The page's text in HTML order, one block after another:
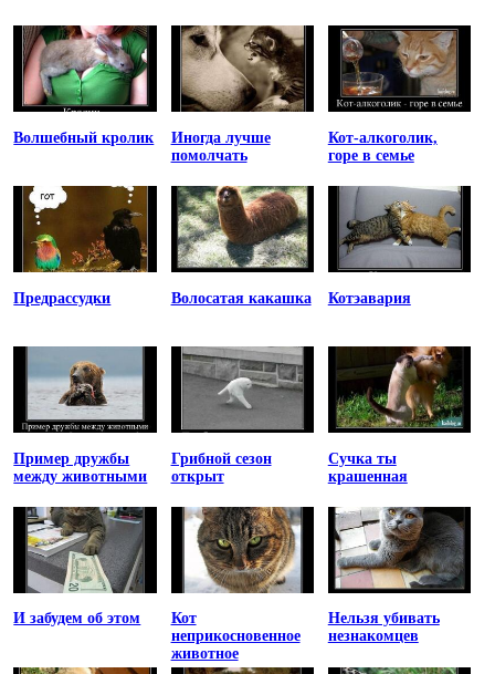
Волшебный кролик
Иногда лучше
помолчать
Кот-алкоголик,
горе в семье
Предрассудки Волосатая какашка Котэавария
Пример дружбы
между животными
Грибной сезон
открыт
Сучка ты
крашенная
И забудем об этом
Кот
неприкосновенное
животное
Нельзя убивать
незнакомцев